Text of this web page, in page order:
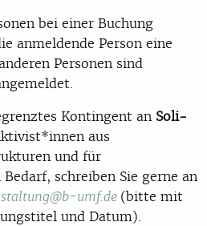
bei einer Buchung
anmeldende Person eine
Personen sind
Kontingent an Soli-
aus
und für
schreiben Sie gerne an
umf.de (bitte mit
und Datum).